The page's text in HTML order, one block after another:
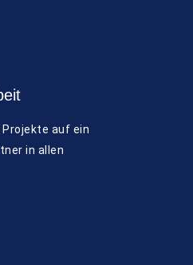
auf ein
in allen